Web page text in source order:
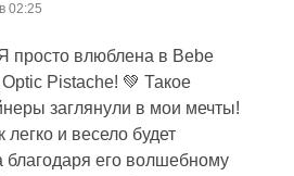
02:25
просто влюблена в Bebe
Pistache! 💚 Такое
заглянули в мои мечты!
и весело будет
его волшебному